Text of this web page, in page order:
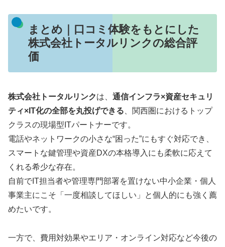
まとめ｜口コミ体験をもとにした
株式会社トータルリンクの総合評
価
株式会社トータルリンクは、 通信インフラ×資産セキュリ
ティ×IT化の全部を丸投げできる、関西圏におけるトップ
クラスの現場型ITパートナーです。
電話やネットワークの小さな“困った”にもすぐ対応でき、
スマートな鍵管理や資産DXの本格導入にも柔軟に応えて
くれる希少な存在。
自前でIT担当者や管理専門部署を置けない中小企業・個人
事業主にこそ「一度相談してほしい」と個人的にも強く薦
めたいです。
一方で、費用対効果やエリア・オンライン対応など今後の